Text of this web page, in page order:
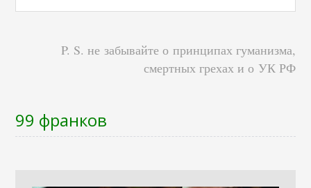
P. S. не забывайте о принципах гуманизма,
смертных грехах и о УК РФ
99 франков